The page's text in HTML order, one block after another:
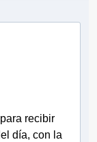
recibir
día, con la